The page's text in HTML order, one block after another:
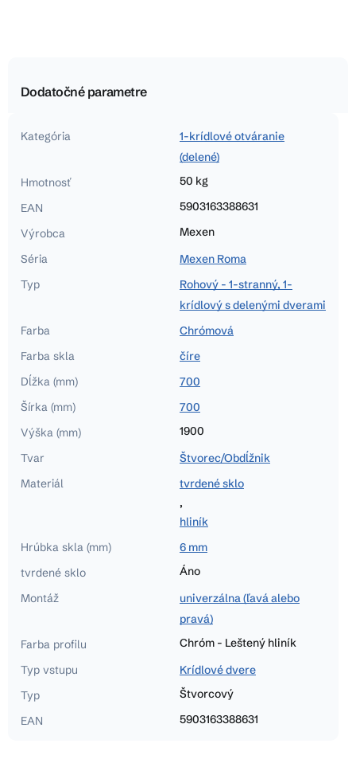
Dodatočné parametre
Kategória
1-krídlové otváranie
(delené)
Hmotnosť
50 kg
EAN
5903163388631
Výrobca
Mexen
Séria
Mexen Roma
Typ
Rohový - 1-stranný, 1-
krídlový s delenými dverami
Farba
Chrómová
Farba skla
číre
Dĺžka (mm)
700
Šírka (mm)
700
Výška (mm)
1900
Tvar
Štvorec/Obdĺžnik
Materiál
tvrdené sklo
,
hliník
Hrúbka skla (mm)
6 mm
tvrdené sklo
Áno
Montáž
univerzálna (ľavá alebo
pravá)
Farba profilu
Chróm - Leštený hliník
Typ vstupu
Krídlové dvere
Typ
Štvorcový
EAN
5903163388631